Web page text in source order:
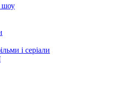
шоу
і серіали